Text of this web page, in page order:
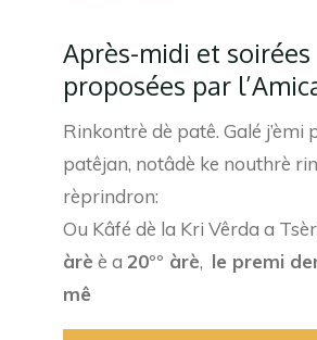
Après-midi et soirées
proposées par
Rinkontrè dè patê. Galé j’èmi
patêjan, notâdè ke nouthrè
rèprindron:
Ou Kâfé dè la Kri Vêrda a
àrè è a20°° àrè, le premi
mê